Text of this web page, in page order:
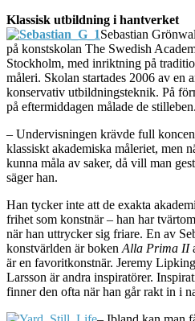
Klassisk utbildning i hantverket
Sebastian
på konstskolan The Swedish
Stockholm, med inriktning på
måleri. Skolan startades 2006 av en
konservativ utbildningsteknik. På
på eftermiddagen målade de stilleben.
– Undervisningen krävde full
klassiskt akademiska måleriet, men
kunna måla av saker, då vill man
säger han.
Han tycker inte att de exakta
frihet som konstnär – han har
när han uttrycker sig friare. En av
konstvärlden är boken Alla Prima II
är en favoritkonstnär. Jeremy
Larsson är andra inspiratörer.
finner den ofta när han går rakt in i